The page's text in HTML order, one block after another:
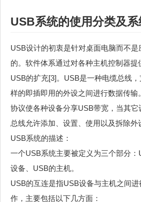
USB系统的使用分类及
USB设计的初衷是针对桌面电脑而不
的。软件体系通过对各种主机控制器
USB的扩充[3]。USB是一种电缆总线
样的即插即用的外设之间进行数据传输
协议使各种设备分享USB带宽，当其它
总线允许添加、设置、使用以及拆除外
USB系统的描述：
一个USB系统主要被定义为三个部分
设备、USB的主机。
USB的互连是指USB设备与主机之间
作，主要包括以下几方面：